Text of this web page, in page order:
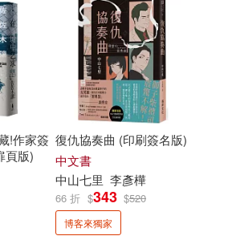
小川糸(3)
徐棟英(3)
李寬雨(3)
愛呦文創(6)
臺灣商務(6)
原動力文化(5)
奇幻基地(5)
!作家簽
頁版)
復仇協奏曲 (印刷簽名版)
中文書
中山七里 李彥樺
66 折 $343 $520
博客來獨家